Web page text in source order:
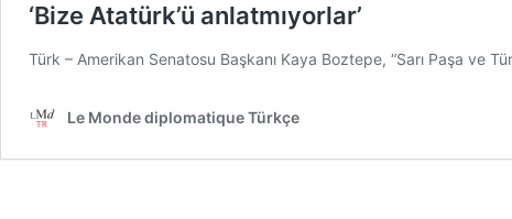
‘Bize Atatürk’ü anlatmıyorlar’
Türk – Amerikan Senatosu Başkanı Kaya Boztepe, “Sarı Paşa ve
Le Monde diplomatique Türkçe